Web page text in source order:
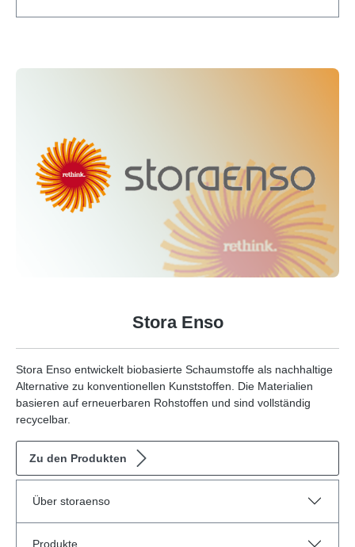
Stora Enso
Stora Enso entwickelt biobasierte Schaumstoffe als nachhaltige
Alternative zu konventionellen Kunststoffen. Die Materialien
basieren auf erneuerbaren Rohstoffen und sind vollständig
recycelbar.
Zu den Produkten
Über storaenso
Produkte